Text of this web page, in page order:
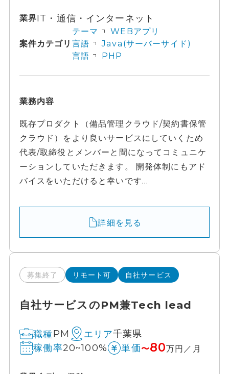
業界IT・通信・インターネット
案件カテゴリ
テーマ
WEBアプリ
言語
Java(サーバーサイド)
言語
PHP
業務内容
既存プロダクト（備品管理クラウド/契約書保管
クラウド）をより良いサービスにしていくため
代表/取締役とメンバーと間になってコミュニケ
ーションしていただきます。 開発体制にもアド
バイスをいただけると幸いです...
詳細を見る
募集終了 リモート可 自社サービス
自社サービスのPM兼Tech lead
職種PM エリア千葉県
稼働率20~100% 単価〜80万円／月